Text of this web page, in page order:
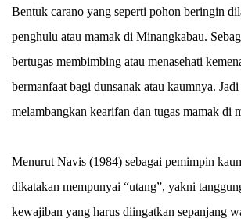
Bentuk carano yang seperti pohon beringin
penghulu atau mamak di Minangkabau.
bertugas membimbing atau menasehati
bermanfaat bagi dunsanak atau kaumnya.
melambangkan kearifan dan tugas mamak di
Menurut Navis (1984) sebagai pemimpin
dikatakan mempunyai “utang”, yakni
kewajiban yang harus diingatkan sepanjang